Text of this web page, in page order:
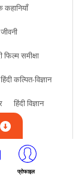
कहानियाँ
फिल्म समीक्षा
हिंदी कल्पित-विज्ञान
हिंदी विज्ञान
प्रोफाइल